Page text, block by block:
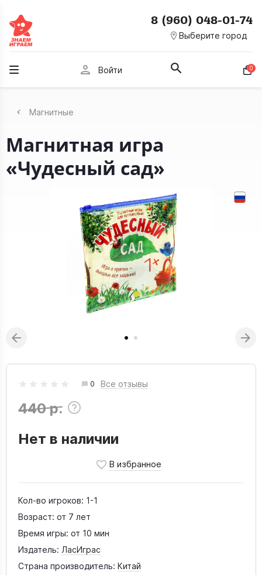
room Выберите город
8 (960) 048-01-74
person Войти 0
Магнитные
Магнитная игра
«Чудесный сад»
0 Все отзывы
440 р.
Нет в наличии
Кол-во игроков: 1-1
Возраст: от 7 лет
Время игры: от 10 мин
Издатель: ЛасИграс
Страна производитель: Китай